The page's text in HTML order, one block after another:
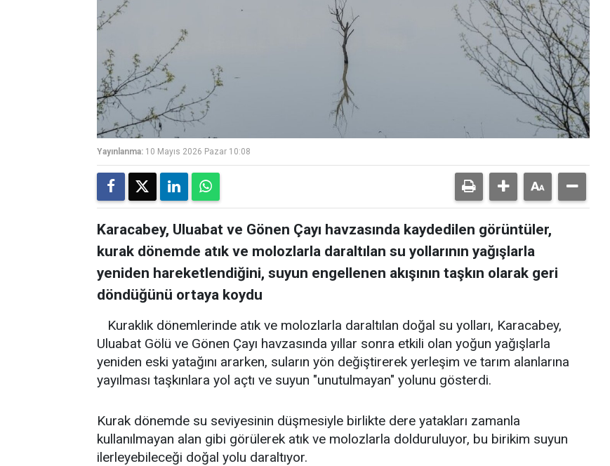
Yayınlanma: 10 Mayıs 2026 Pazar 10:08
Karacabey, Uluabat ve Gönen Çayı havzasında kaydedilen görüntüler,
kurak dönemde atık ve molozlarla daraltılan su yollarının yağışlarla
yeniden hareketlendiğini, suyun engellenen akışının taşkın olarak geri
döndüğünü ortaya koydu
Kuraklık dönemlerinde atık ve molozlarla daraltılan doğal su yolları, Karacabey,
Uluabat Gölü ve Gönen Çayı havzasında yıllar sonra etkili olan yoğun yağışlarla
yeniden eski yatağını ararken, suların yön değiştirerek yerleşim ve tarım alanlarına
yayılması taşkınlara yol açtı ve suyun "unutulmayan" yolunu gösterdi.
Kurak dönemde su seviyesinin düşmesiyle birlikte dere yatakları zamanla
kullanılmayan alan gibi görülerek atık ve molozlarla dolduruluyor, bu birikim suyun
ilerleyebileceği doğal yolu daraltıyor.